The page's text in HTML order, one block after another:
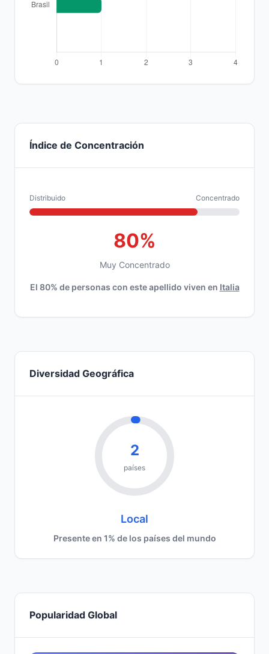
Índice de Concentración
Distribuido Concentrado
80%
Muy Concentrado
El 80% de personas con este apellido viven en Italia
Diversidad Geográfica
2
países
Local
Presente en 1% de los países del mundo
Popularidad Global